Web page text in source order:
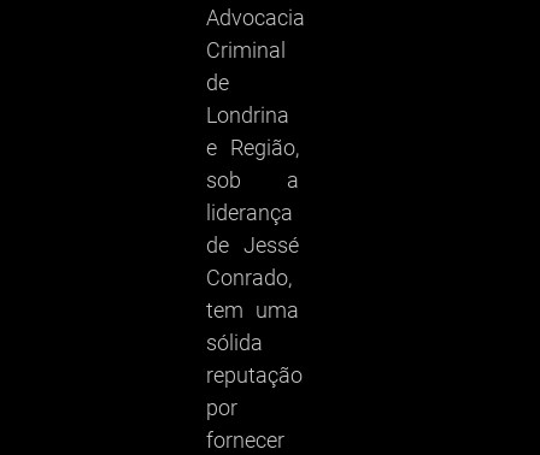
Advocacia
Criminal
de
Londrina
e Região,
sob a
liderança
de Jessé
Conrado,
tem uma
sólida
reputação
por
fornecer